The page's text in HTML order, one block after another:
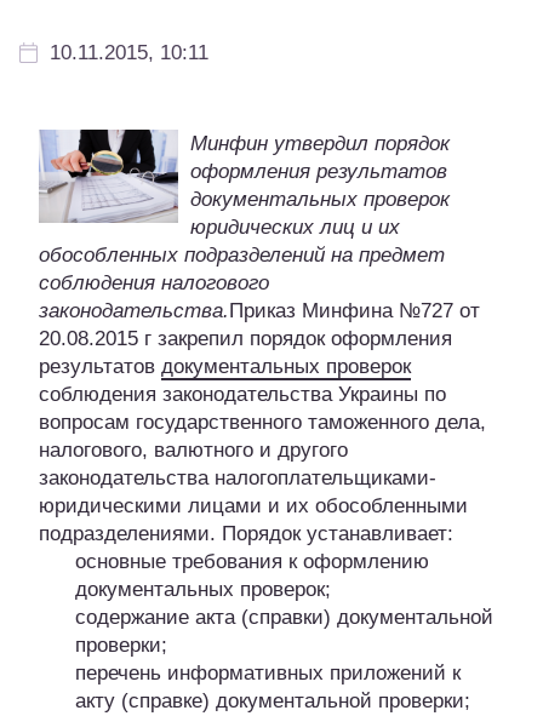
10.11.2015, 10:11
Минфин утвердил порядок
оформления результатов
документальных проверок
юридических лиц и их
обособленных подразделений на предмет
соблюдения налогового
законодательства.Приказ Минфина №727 от
20.08.2015 г закрепил порядок оформления
результатов документальных проверок
соблюдения законодательства Украины по
вопросам государственного таможенного дела,
налогового, валютного и другого
законодательства налогоплательщиками-
юридическими лицами и их обособленными
подразделениями. Порядок устанавливает:
основные требования к оформлению
документальных проверок;
содержание акта (справки) документальной
проверки;
перечень информативных приложений к
акту (справке) документальной проверки;